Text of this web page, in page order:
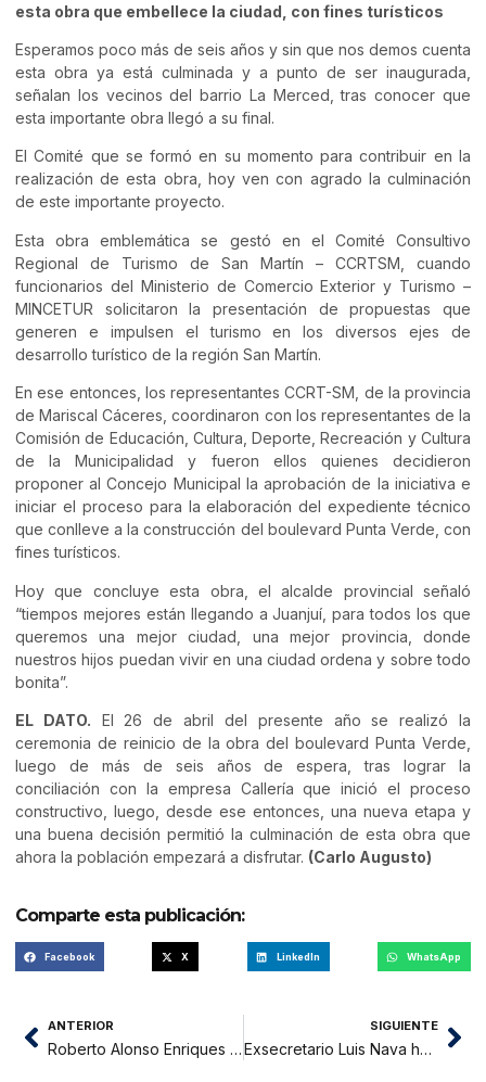
esta obra que embellece la ciudad, con fines turísticos
Esperamos poco más de seis años y sin que nos demos cuenta
esta obra ya está culminada y a punto de ser inaugurada,
señalan los vecinos del barrio La Merced, tras conocer que
esta importante obra llegó a su final.
El Comité que se formó en su momento para contribuir en la
realización de esta obra, hoy ven con agrado la culminación
de este importante proyecto.
Esta obra emblemática se gestó en el Comité Consultivo
Regional de Turismo de San Martín – CCRTSM, cuando
funcionarios del Ministerio de Comercio Exterior y Turismo –
MINCETUR solicitaron la presentación de propuestas que
generen e impulsen el turismo en los diversos ejes de
desarrollo turístico de la región San Martín.
En ese entonces, los representantes CCRT-SM, de la provincia
de Mariscal Cáceres, coordinaron con los representantes de la
Comisión de Educación, Cultura, Deporte, Recreación y Cultura
de la Municipalidad y fueron ellos quienes decidieron
proponer al Concejo Municipal la aprobación de la iniciativa e
iniciar el proceso para la elaboración del expediente técnico
que conlleve a la construcción del boulevard Punta Verde, con
fines turísticos.
Hoy que concluye esta obra, el alcalde provincial señaló
“tiempos mejores están llegando a Juanjuí, para todos los que
queremos una mejor ciudad, una mejor provincia, donde
nuestros hijos puedan vivir en una ciudad ordena y sobre todo
bonita”.
EL DATO. El 26 de abril del presente año se realizó la
ceremonia de reinicio de la obra del boulevard Punta Verde,
luego de más de seis años de espera, tras lograr la
conciliación con la empresa Callería que inició el proceso
constructivo, luego, desde ese entonces, una nueva etapa y
una buena decisión permitió la culminación de esta obra que
ahora la población empezará a disfrutar. (Carlo Augusto)
Comparte esta publicación:
Facebook X LinkedIn WhatsApp
ANTERIOR
Roberto Alonso Enriques se pronunció sobre la sanción al trabajador César Bautista
SIGUIENTE
Exsecretario Luis Nava habló de Alan García ante fiscales